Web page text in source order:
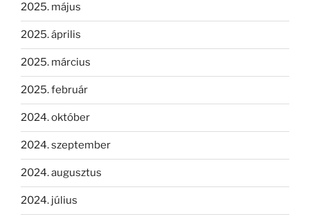
2025. május
2025. április
2025. március
2025. február
2024. október
2024. szeptember
2024. augusztus
2024. július